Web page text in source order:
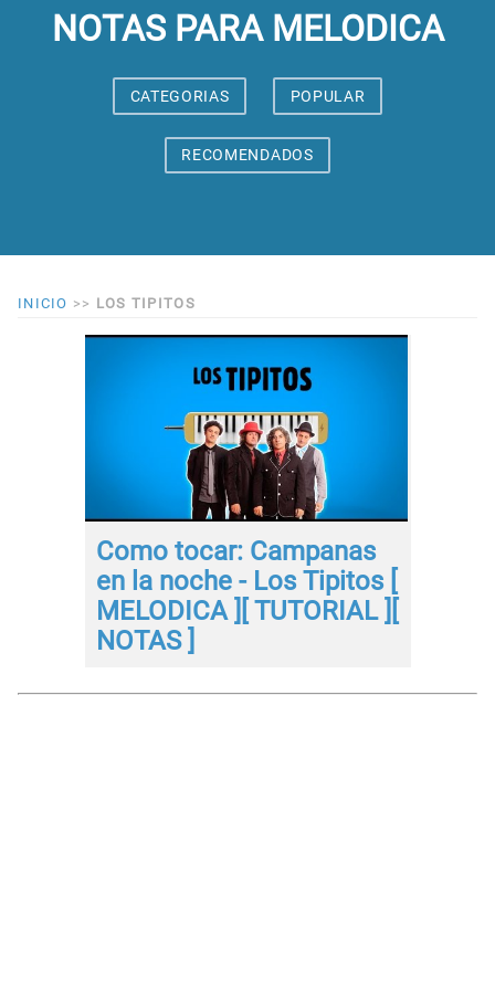
NOTAS PARA MELODICA
CATEGORIAS POPULAR
RECOMENDADOS
INICIO >> LOS TIPITOS
Como tocar: Campanas
en la noche - Los Tipitos [
MELODICA ][ TUTORIAL ][
NOTAS ]